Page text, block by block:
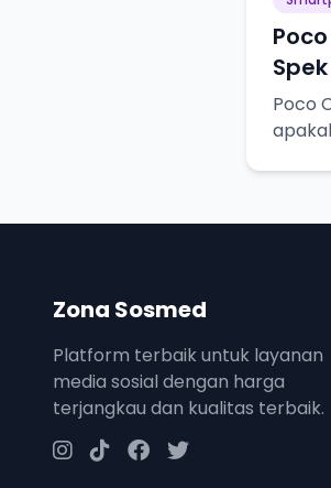
Poco
Zona Sosmed
Platform terbaik untuk layanan
media sosial dengan harga
terjangkau dan kualitas terbaik.